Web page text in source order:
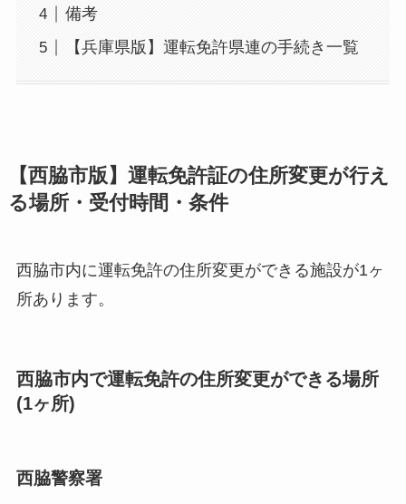
備考
【兵庫県版】運転免許県連の手続き一覧
【西脇市版】運転免許証の住所変更が行え
る場所・受付時間・条件
西脇市内に運転免許の住所変更ができる施設が1ヶ
所あります。
西脇市内で運転免許の住所変更ができる場所
(1ヶ所)
西脇警察署